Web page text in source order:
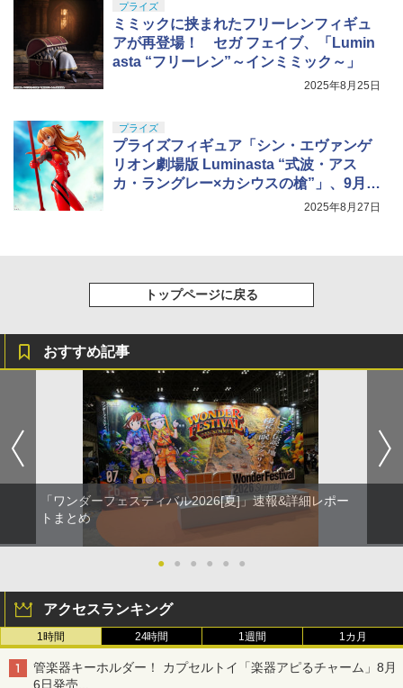
プライズ
ミミックに挟まれたフリーレンフィギュ
アが再登場！ セガ フェイブ、「Lumin
asta “フリーレン”～インミミック～」
2025年8月25日
プライズ
プライズフィギュア「シン・エヴァンゲ
リオン劇場版 Luminasta “式波・アス
カ・ラングレー×カシウスの槍”」、9月1
2025年8月27日
トップページに戻る
おすすめ記事
「ワンダーフェスティバル2026[夏]」速報&詳細レポー
トまとめ
● ● ● ● ● ●
アクセスランキング
1時間 24時間 1週間 1カ月
管楽器キーホルダー！ カプセルトイ「楽器アピるチャーム」8月
6日発売